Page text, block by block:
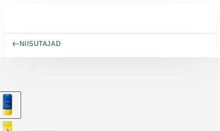
NIISUTAJAD